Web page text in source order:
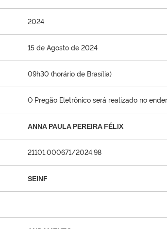
2024
15 de Agosto de 2024
09h30 (horário de Brasília)
O Pregão Eletrônico será realizado no
ANNA PAULA PEREIRA FÉLIX
21101.000671/2024.98
SEINF